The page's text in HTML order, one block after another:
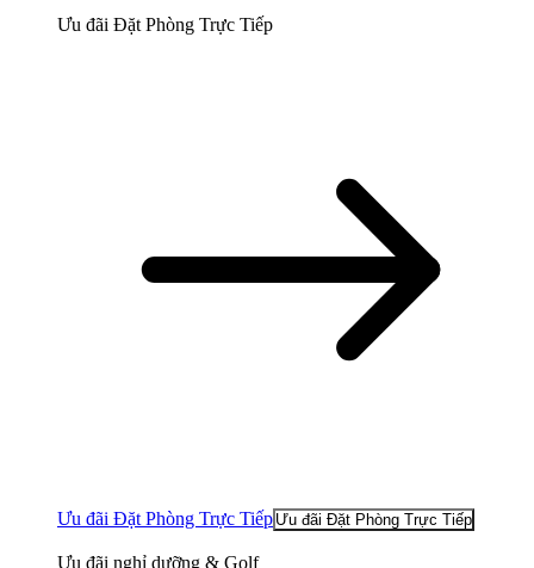
Ưu đãi Đặt Phòng Trực Tiếp
Ưu đãi Đặt Phòng Trực Tiếp Ưu đãi Đặt Phòng Trực Tiếp
Ưu đãi nghỉ dưỡng & Golf